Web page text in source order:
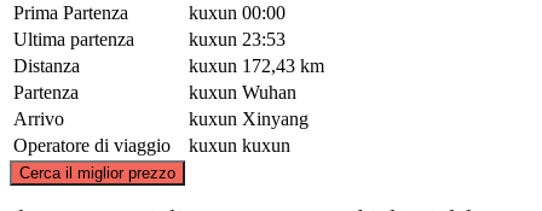
Prima Partenza
kuxun 00:00
Ultima partenza
kuxun 23:53
Distanza
kuxun 172,43 km
Partenza
kuxun Wuhan
Arrivo
kuxun Xinyang
Operatore di viaggio
kuxun kuxun
Cerca il miglior prezzo
©CARTO